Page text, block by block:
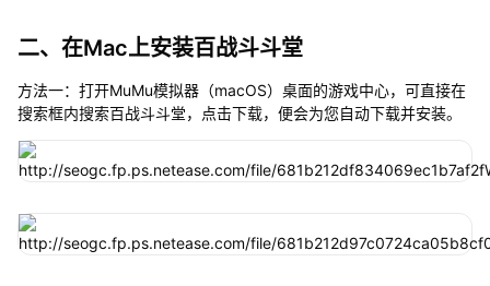
二、在Mac上安装百战斗斗堂
方法一：打开MuMu模拟器（macOS）桌面的游戏中心，可直接在
搜索框内搜索百战斗斗堂，点击下载，便会为您自动下载并安装。